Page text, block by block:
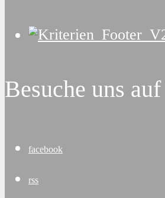
Besuche uns auf
facebook
rss